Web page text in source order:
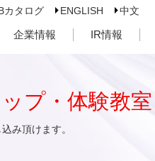
カタログ ENGLISH 中文
企業情報 IR情報
プ・体験教室
み頂けます。